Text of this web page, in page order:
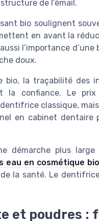
de l’émail.
bio soulignent
en avant la
l’importance
doux.
bio, la traçabilité des
la confiance. Le
classique,
en cabinet dentaire
démarche plus
eau en cosmétique bio
la santé. Le
et poudres :